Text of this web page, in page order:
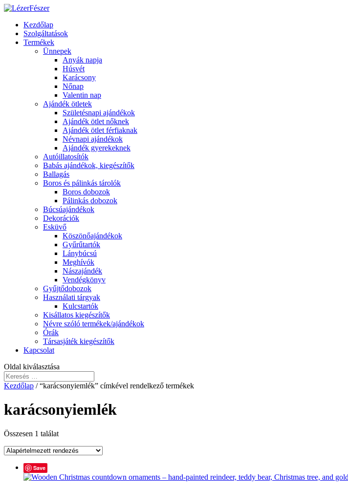
Kezdőlap
Szolgáltatások
Termékek
Ünnepek
Anyák napja
Húsvét
Karácsony
Nőnap
Valentin nap
Ajándék ötletek
Születésnapi ajándékok
Ajándék ötlet nőknek
Ajándék ötlet férfiaknak
Névnapi ajándékok
Ajándék gyerekeknek
Autóillatosítók
Babás ajándékok, kiegészítők
Ballagás
Boros és pálinkás tárolók
Boros dobozok
Pálinkás dobozok
Búcsúajándékok
Dekorációk
Esküvő
Köszönőajándékok
Gyűrűtartók
Lánybúcsú
Meghívók
Nászajándék
Vendégkönyv
Gyűjtődobozok
Használati tárgyak
Kulcstartók
Kisállatos kiegészítők
Névre szóló termékek/ajándékok
Órák
Társasjáték kiegészítők
Kapcsolat
Oldal kiválasztása
Kezdőlap / “karácsonyiemlék” címkével rendelkező termékek
karácsonyiemlék
Összesen 1 találat
Save